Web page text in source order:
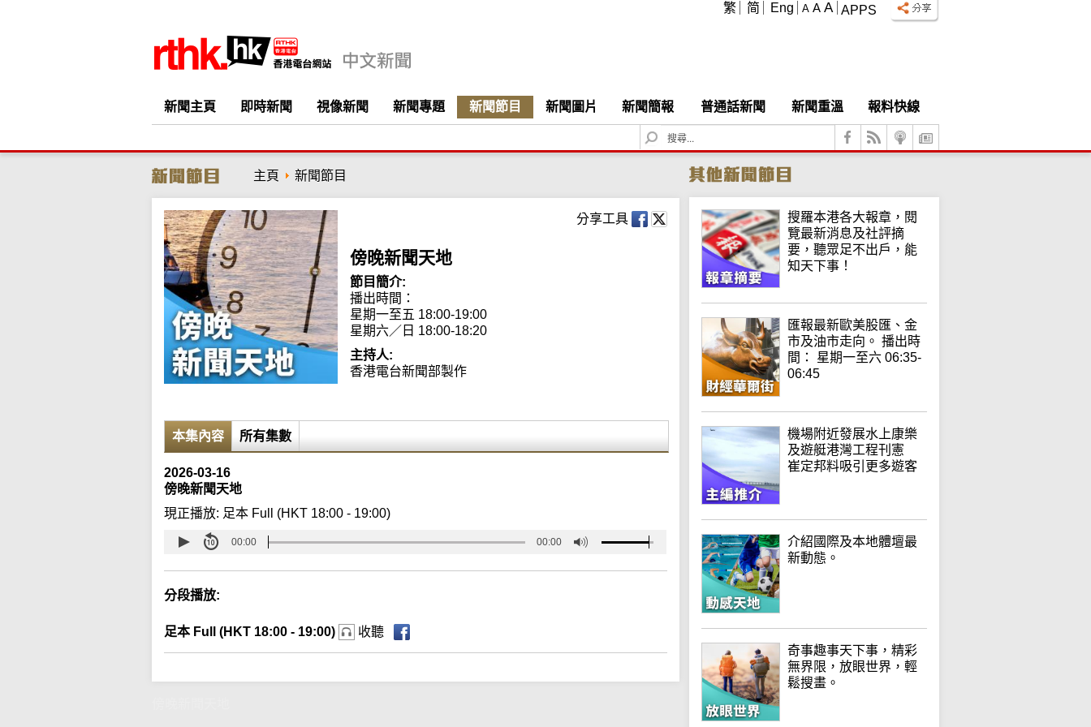
APPS
A A A
繁 简 Eng
新聞主頁 即時新聞 視像新聞 新聞專題 新聞節目 新聞圖片 新聞簡報 普通話新聞 新聞重溫
報料快線
S
e
c
h
主頁 新聞節目
分享工具
傍晚新聞天地
節目簡介:
播出時間：
星期一至五 18:00-19:00
星期六／日 18:00-18:20
主持人:
香港電台新聞部製作
本集內容 所有集數
2026-03-16
傍晚新聞天地
現正播放: 足本 Full (HKT 18:00 - 19:00)
00:00 00:00
分段播放:
足本 Full (HKT 18:00 - 19:00) 收聽
搜羅本港各大報章，閱
覽最新消息及社評摘
要，聽眾足不出戶，能
知天下事！
匯報最新歐美股匯、金
市及油市走向。 播出時
間： 星期一至六 06:35-
06:45
機場附近發展水上康樂
及遊艇港灣工程刊憲
崔定邦料吸引更多遊客
介紹國際及本地體壇最
新動態。
奇事趣事天下事，精彩
無界限，放眼世界，輕
鬆搜畫。